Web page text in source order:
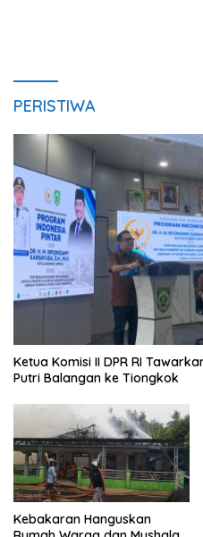
PERISTIWA
Ketua Komisi II DPR RI
Putri Balangan ke Tiongkok
Kebakaran Hanguskan